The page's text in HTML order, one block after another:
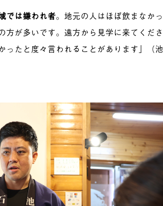
では嫌われ者。地元の人はほぼ飲まなかっ
方が多いです。遠方から見学に来てくださ
ったと度々言われることがあります 」（池